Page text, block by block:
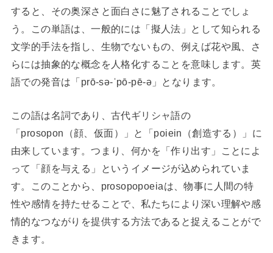
すると、その奥深さと面白さに魅了されることでしょ
う。この単語は、一般的には「擬人法」として知られる
文学的手法を指し、生物でないもの、例えば花や風、さ
らには抽象的な概念を人格化することを意味します。英
語での発音は「prō-sə-ˈpō-pē-ə」となります。
この語は名詞であり、古代ギリシャ語の
「prosopon（顔、仮面）」と「poiein（創造する）」に
由来しています。つまり、何かを「作り出す」ことによ
って「顔を与える」というイメージが込められていま
す。このことから、prosopopoeiaは、物事に人間の特
性や感情を持たせることで、私たちにより深い理解や感
情的なつながりを提供する方法であると捉えることがで
きます。